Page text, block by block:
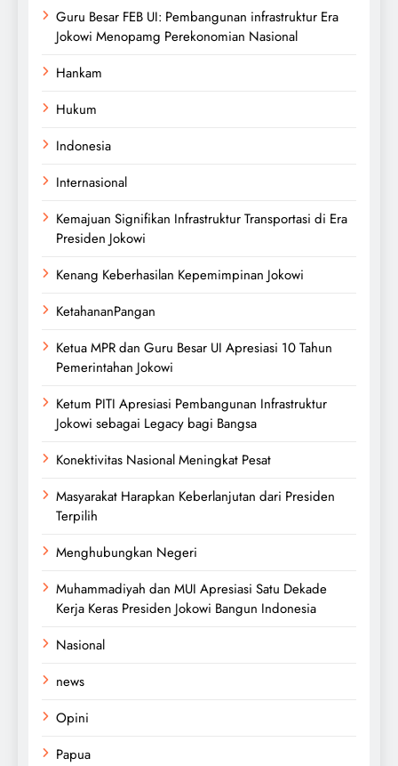
Guru Besar FEB UI: Pembangunan infrastruktur Era
Jokowi Menopamg Perekonomian Nasional
Hankam
Hukum
Indonesia
Internasional
Kemajuan Signifikan Infrastruktur Transportasi di Era
Presiden Jokowi
Kenang Keberhasilan Kepemimpinan Jokowi
KetahananPangan
Ketua MPR dan Guru Besar UI Apresiasi 10 Tahun
Pemerintahan Jokowi
Ketum PITI Apresiasi Pembangunan Infrastruktur
Jokowi sebagai Legacy bagi Bangsa
Konektivitas Nasional Meningkat Pesat
Masyarakat Harapkan Keberlanjutan dari Presiden
Terpilih
Menghubungkan Negeri
Muhammadiyah dan MUI Apresiasi Satu Dekade
Kerja Keras Presiden Jokowi Bangun Indonesia
Nasional
news
Opini
Papua